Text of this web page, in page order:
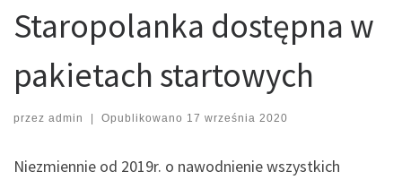
Staropolanka dostępna w
pakietach startowych
przez admin Opublikowano 17 września 2020
Niezmiennie od 2019r. o nawodnienie wszystkich